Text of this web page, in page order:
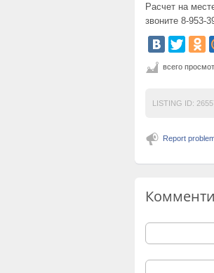
Расчет на
звоните 8-953-
всего
LISTING ID:
Report